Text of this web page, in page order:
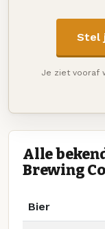
Stel
Je ziet vooraf
Alle
Brewing
Bier